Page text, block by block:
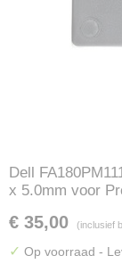
Dell
x 5.0mm voor
€ 35,00 (inclusief
✓ Op voorraad -